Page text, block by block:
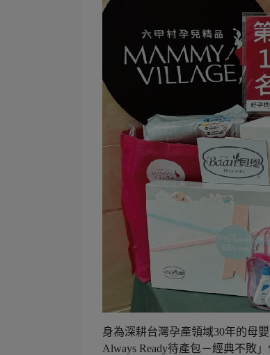
身為深耕台灣孕產領域30年的母
Always Ready待產包－經典不敗